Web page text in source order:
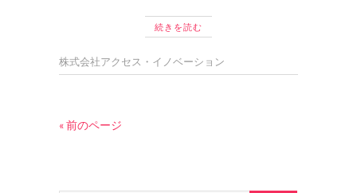
続きを読む
株式会社アクセス・イノベーション
« 前のページ